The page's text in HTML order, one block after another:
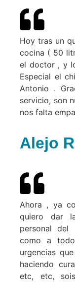
Hoy tras un
cocina ( 50
el doctor , y
Especial el
Antonio .
servicio, son
nos falta
Alejo
Ahora , ya
quiero dar
personal del
como a
urgencias
haciendo
etc, etc,